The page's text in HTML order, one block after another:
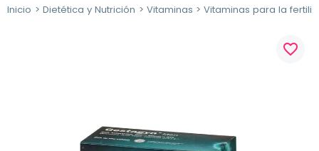
Inicio Dietética y Nutrición Vitaminas Vitaminas para la
favorite_border